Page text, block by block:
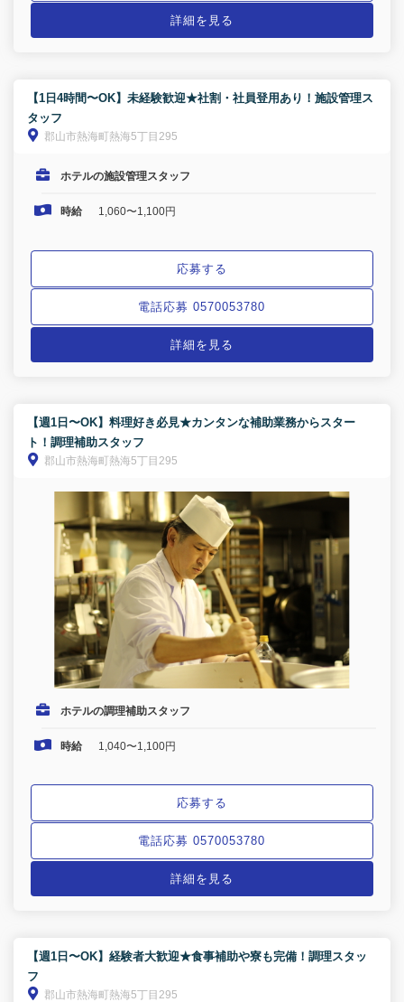
詳細を見る
【1日4時間〜OK】未経験歓迎★社割・社員登用あり！施設管理ス
タッフ
郡山市熱海町熱海5丁目295
ホテルの施設管理スタッフ
時給 1,060〜1,100円
応募する
電話応募 0570053780
詳細を見る
【週1日〜OK】料理好き必見★カンタンな補助業務からスター
ト！調理補助スタッフ
郡山市熱海町熱海5丁目295
ホテルの調理補助スタッフ
時給 1,040〜1,100円
応募する
電話応募 0570053780
詳細を見る
【週1日〜OK】経験者大歓迎★食事補助や寮も完備！調理スタッ
フ
郡山市熱海町熱海5丁目295